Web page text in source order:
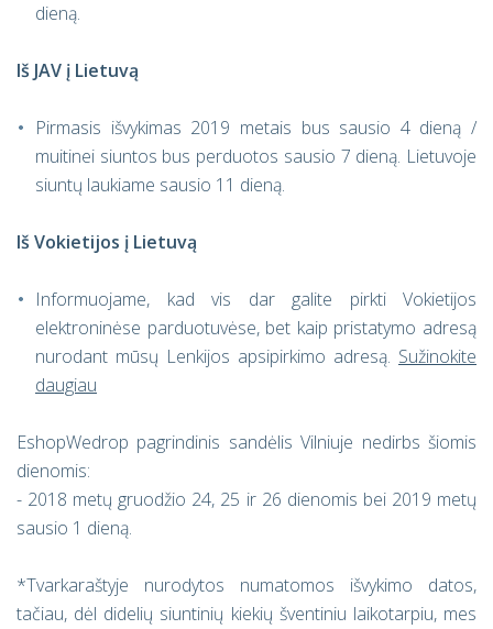
dieną.
Iš JAV į Lietuvą
Pirmasis išvykimas 2019 metais bus sausio 4 dieną /
muitinei siuntos bus perduotos sausio 7 dieną. Lietuvoje
siuntų laukiame sausio 11 dieną.
Iš Vokietijos į Lietuvą
Informuojame, kad vis dar galite pirkti Vokietijos
elektroninėse parduotuvėse, bet kaip pristatymo adresą
nurodant mūsų Lenkijos apsipirkimo adresą. Sužinokite
daugiau
EshopWedrop pagrindinis sandėlis Vilniuje nedirbs šiomis
dienomis:
- 2018 metų gruodžio 24, 25 ir 26 dienomis bei 2019 metų
sausio 1 dieną.
*Tvarkaraštyje nurodytos numatomos išvykimo datos,
tačiau, dėl didelių siuntinių kiekių šventiniu laikotarpiu, mes